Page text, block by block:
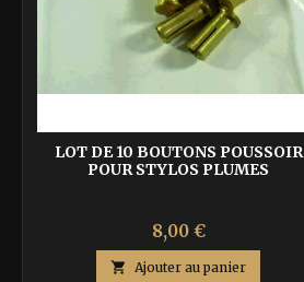
LOT DE 10 BOUTONS POUSSOIR
POUR STYLOS PLUMES
Prix
8,00 €
 Ajouter au panier